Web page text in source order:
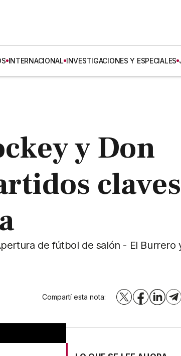
INTERNACIONAL INVESTIGACIONES Y ESPECIALES
y Don
de fútbol de salón - El Burrero
Compartí esta nota: X Facebook